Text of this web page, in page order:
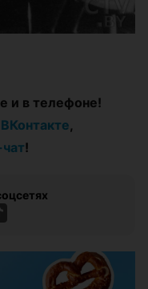
и в телефоне!
ВКонтакте,
!